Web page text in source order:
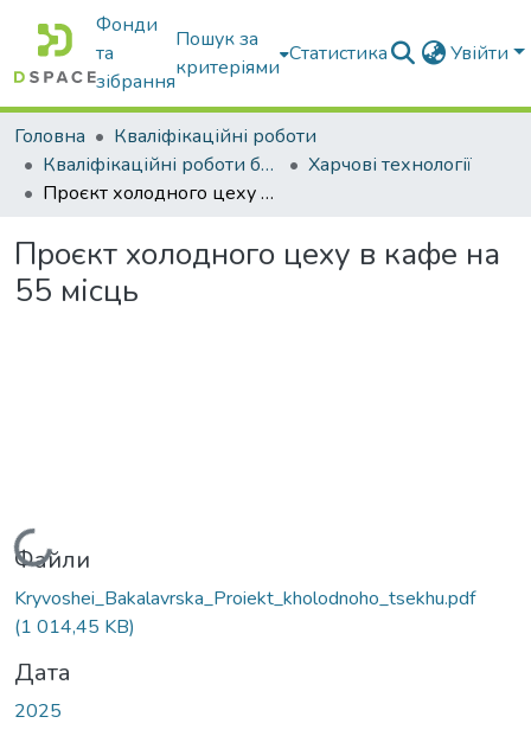
Фонди
та
зібрання
Пошук за
критеріями
Статистика Увійти
Головна
Кваліфікаційні роботи
Кваліфікаційні роботи бакалаврів
Харчові технології
Проєкт холодного цеху в кафе на 55 місць
Проєкт холодного цеху в кафе на
55 місць
Вантажиться...
Файли
Kryvoshei_Bakalavrska_Proiekt_kholodnoho_tsekhu.pdf
(1 014,45 KB)
Дата
2025